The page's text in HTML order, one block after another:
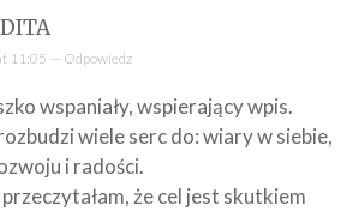
11:05 — Odpowiedz
wspaniały, wspierający wpis.
wiele serc do: wiary w siebie,
i radości.
że cel jest skutkiem